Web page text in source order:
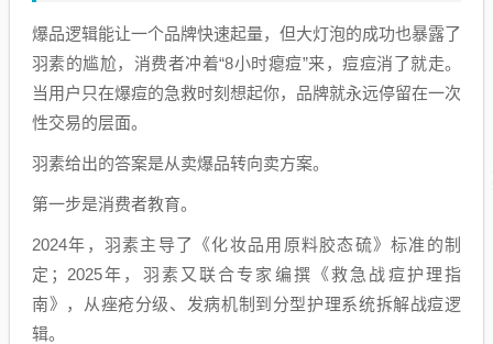
爆品逻辑能让一个品牌快速起量，但大灯泡的成功也暴露了
羽素的尴尬，消费者冲着“8小时瘪痘”来，痘痘消了就走。
当用户只在爆痘的急救时刻想起你，品牌就永远停留在一次
性交易的层面。
羽素给出的答案是从卖爆品转向卖方案。
第一步是消费者教育。
2024年，羽素主导了《化妆品用原料胶态硫》标准的制
定；2025年，羽素又联合专家编撰《救急战痘护理指
南》，从痤疮分级、发病机制到分型护理系统拆解战痘逻
辑。